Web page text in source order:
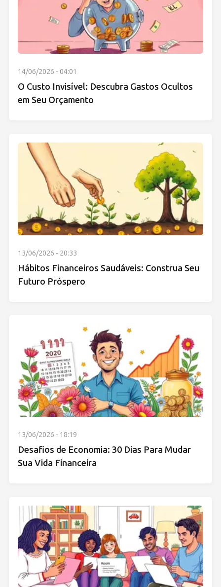
14/06/2026 - 04:01
O Custo Invisível: Descubra Gastos Ocultos
em Seu Orçamento
13/06/2026 - 20:33
Hábitos Financeiros Saudáveis: Construa Seu
Futuro Próspero
13/06/2026 - 18:19
Desafios de Economia: 30 Dias Para Mudar
Sua Vida Financeira